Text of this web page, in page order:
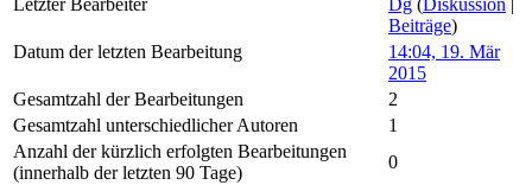
Letzter Bearbeiter
Dg (Diskussion |
Beiträge)
Datum der letzten Bearbeitung
14:04, 19. Mär
2015
Gesamtzahl der Bearbeitungen
2
Gesamtzahl unterschiedlicher Autoren
1
Anzahl der kürzlich erfolgten Bearbeitungen
(innerhalb der letzten 90 Tage)
0